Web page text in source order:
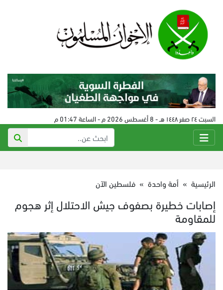
السبت ٢٤ صفر ١٤٤٨ هـ - 8 أغسطس 2026 م - الساعة 01:47 م
الرئيسية » أمة واحدة » فلسطين الآن
إصابات خطيرة بصفوف جيش الاحتلال إثر هجوم
للمقاومة